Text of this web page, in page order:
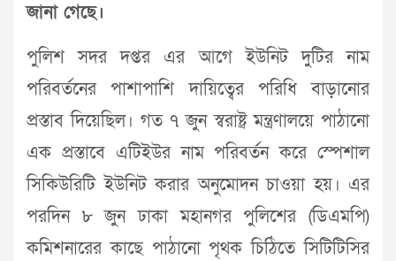
জানা গেছে।
পুলিশ সদর দপ্তর এর আগে ইউনিট দুটির নাম
পরিবর্তনের পাশাপাশি দায়িত্বের পরিধি বাড়ানোর
প্রস্তাব দিয়েছিল। গত ৭ জুন স্বরাষ্ট্র মন্ত্রণালয়ে পাঠানো
এক প্রস্তাবে এটিইউর নাম পরিবর্তন করে স্পেশাল
সিকিউরিটি ইউনিট করার অনুমোদন চাওয়া হয়। এর
পরদিন ৮ জুন ঢাকা মহানগর পুলিশের (ডিএমপি)
কমিশনারের কাছে পাঠানো পৃথক চিঠিতে সিটিটিসির